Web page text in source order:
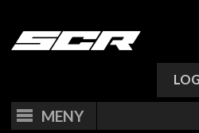
MENY